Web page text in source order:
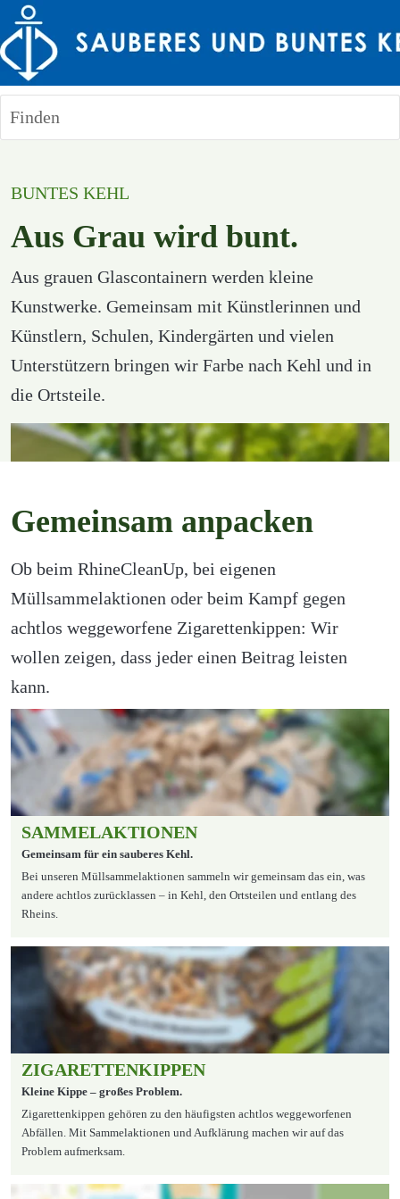
Finden
BUNTES KEHL
Aus Grau wird bunt.
Aus grauen Glascontainern werden kleine
Kunstwerke. Gemeinsam mit Künstlerinnen und
Künstlern, Schulen, Kindergärten und vielen
Unterstützern bringen wir Farbe nach Kehl und in
die Ortsteile.
Gemeinsam anpacken
Ob beim RhineCleanUp, bei eigenen
Müllsammelaktionen oder beim Kampf gegen
achtlos weggeworfene Zigarettenkippen: Wir
wollen zeigen, dass jeder einen Beitrag leisten
kann.
SAMMELAKTIONEN
Gemeinsam für ein sauberes Kehl.
Bei unseren Müllsammelaktionen sammeln wir gemeinsam das ein, was
andere achtlos zurücklassen – in Kehl, den Ortsteilen und entlang des
Rheins.
ZIGARETTENKIPPEN
Kleine Kippe – großes Problem.
Zigarettenkippen gehören zu den häufigsten achtlos weggeworfenen
Abfällen. Mit Sammelaktionen und Aufklärung machen wir auf das
Problem aufmerksam.